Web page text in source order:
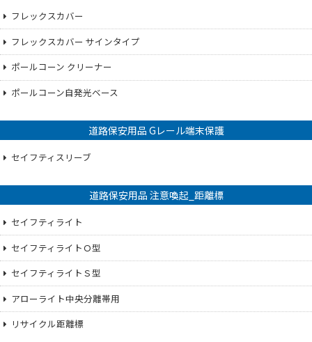
フレックスカバー
フレックスカバー サインタイプ
ポールコーン クリーナー
ポールコーン自発光ベース
道路保安用品 Gレール端末保護
セイフティスリーブ
道路保安用品 注意喚起_距離標
セイフティライト
セイフティライトＯ型
セイフティライトＳ型
アローライト中央分離帯用
リサイクル距離標